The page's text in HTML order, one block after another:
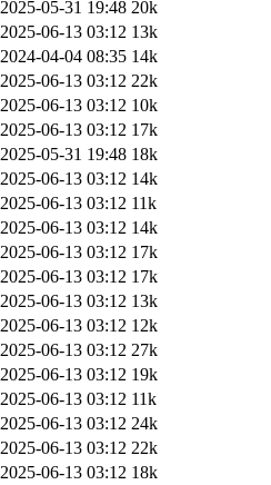
2025-05-31 19:48 20k
2025-06-13 03:12 13k
2024-04-04 08:35 14k
2025-06-13 03:12 22k
2025-06-13 03:12 10k
2025-06-13 03:12 17k
2025-05-31 19:48 18k
2025-06-13 03:12 14k
2025-06-13 03:12 11k
2025-06-13 03:12 14k
2025-06-13 03:12 17k
2025-06-13 03:12 17k
2025-06-13 03:12 13k
2025-06-13 03:12 12k
2025-06-13 03:12 27k
2025-06-13 03:12 19k
2025-06-13 03:12 11k
2025-06-13 03:12 24k
2025-06-13 03:12 22k
2025-06-13 03:12 18k